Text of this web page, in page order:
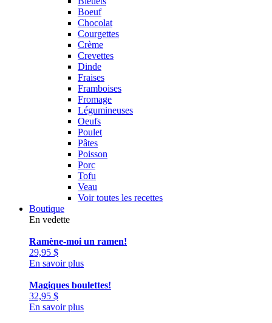
Boeuf
Chocolat
Courgettes
Crème
Crevettes
Dinde
Fraises
Framboises
Fromage
Légumineuses
Oeufs
Poulet
Pâtes
Poisson
Porc
Tofu
Veau
Voir toutes les recettes
Boutique
En vedette
Ramène-moi un ramen!
29,95 $
En savoir plus
Magiques boulettes!
32,95 $
En savoir plus